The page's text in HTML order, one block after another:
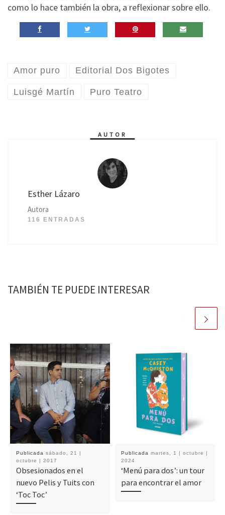
como lo hace también la obra, a reflexionar sobre ello.
Amor puro Editorial Dos Bigotes
Luisgé Martín Puro Teatro
AUTOR
Esther Lázaro
Autora
116 ENTRADAS
TAMBIÉN TE PUEDE INTERESAR
Publicada sábado, 21 |
octubre | 2017
Obsesionados en el
nuevo Pelis y Tuits con
‘Toc Toc’
Publicada martes, 1 | octubre |
2024
‘Menú para dos’: un tour
para encontrar el amor